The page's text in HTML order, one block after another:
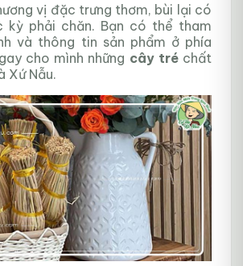
vị đặc trưng thơm, bùi lại có
kỳ phải chăn. Bạn có thể tham
và thông tin sản phẩm ở phía
cho mình những cây tréchất
Xứ Nẫu.